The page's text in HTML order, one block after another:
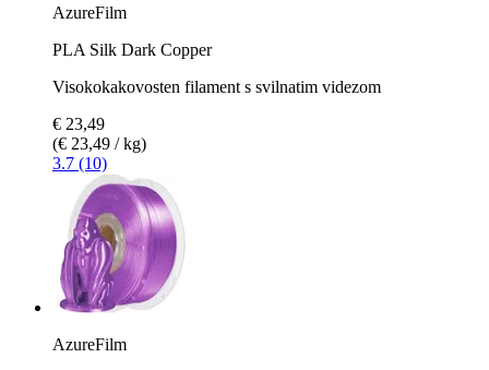
AzureFilm
PLA Silk Dark Copper
Visokokakovosten filament s svilnatim videzom
€ 23,49
(€ 23,49 / kg)
3.7 (10)
AzureFilm